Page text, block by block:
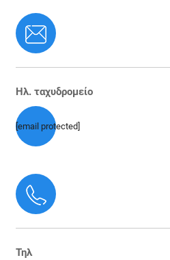
Ηλ. ταχυδρομείο
[email protected]
Τηλ